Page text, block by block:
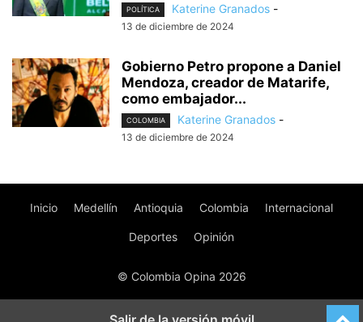
POLÍTICA Katerine Granados -
13 de diciembre de 2024
Gobierno Petro propone a Daniel
Mendoza, creador de Matarife,
como embajador...
COLOMBIA Katerine Granados -
13 de diciembre de 2024
Inicio Medellín Antioquia Colombia Internacional
Deportes Opinión
© Colombia Opina 2026